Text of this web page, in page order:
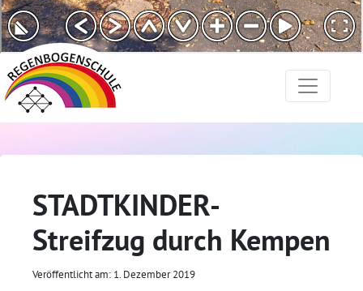
STADTKINDER-
Streifzug durch Kempen
Veröffentlicht am: 1. Dezember 2019